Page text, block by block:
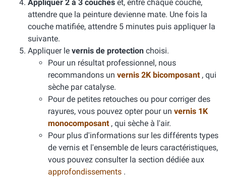
Appliquer 2 à 3 couches et, entre chaque couche,
attendre que la peinture devienne mate. Une fois la
couche matifiée, attendre 5 minutes puis appliquer la
suivante.
Appliquer le vernis de protection choisi.
Pour un résultat professionnel, nous
recommandons un vernis 2K bicomposant , qui
sèche par catalyse.
Pour de petites retouches ou pour corriger des
rayures, vous pouvez opter pour un vernis 1K
monocomposant , qui sèche à l'air.
Pour plus d'informations sur les différents types
de vernis et l'ensemble de leurs caractéristiques,
vous pouvez consulter la section dédiée aux
approfondissements .